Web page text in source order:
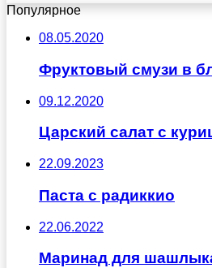
Популярное
08.05.2020
Фруктовый смузи в
09.12.2020
Царский салат с
22.09.2023
Паста с радиккио
22.06.2022
Маринад для